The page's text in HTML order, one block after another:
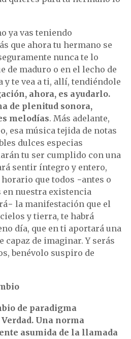
ya vas teniendo
que ahora tu hermano se
nunca te lo
de maduro o en el lecho de
y te vea a ti, allí, tendiéndole
ahora, es ayudarlo.
de plenitud sonora,
melodías. Más adelante,
esa música tejida de notas
dulces especias
tu ser cumplido con una
sentir íntegro y entero,
que todos −antes o
en nuestra existencia
la manifestación que el
y tierra, te habrá
día, que en ti aportará una
capaz de imaginar. Y serás
benévolo suspiro de
de paradigma
Una norma
asumida de la llamada